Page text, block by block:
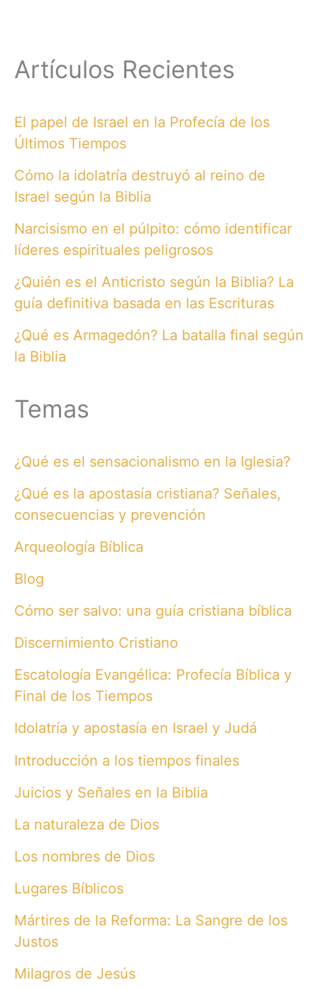
Artículos Recientes
El papel de Israel en la Profecía de los
Últimos Tiempos
Cómo la idolatría destruyó al reino de
Israel según la Biblia
Narcisismo en el púlpito: cómo identificar
líderes espirituales peligrosos
¿Quién es el Anticristo según la Biblia? La
guía definitiva basada en las Escrituras
¿Qué es Armagedón? La batalla final según
la Biblia
Temas
¿Qué es el sensacionalismo en la Iglesia?
¿Qué es la apostasía cristiana? Señales,
consecuencias y prevención
Arqueología Bíblica
Blog
Cómo ser salvo: una guía cristiana bíblica
Discernimiento Cristiano
Escatología Evangélica: Profecía Bíblica y
Final de los Tiempos
Idolatría y apostasía en Israel y Judá
Introducción a los tiempos finales
Juicios y Señales en la Biblia
La naturaleza de Dios
Los nombres de Dios
Lugares Bíblicos
Mártires de la Reforma: La Sangre de los
Justos
Milagros de Jesús